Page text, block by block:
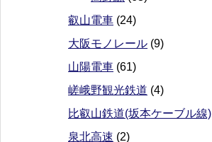
叡山電車 (24)
大阪モノレール (9)
山陽電車 (61)
嵯峨野観光鉄道 (4)
比叡山鉄道(坂本ケーブル線)
泉北高速 (2)